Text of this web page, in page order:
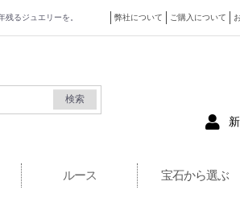
るジュエリーを。 弊社について ご購入について
検索
ルース 宝石から選ぶ